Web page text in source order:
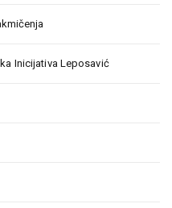
Inicijativa Leposavić